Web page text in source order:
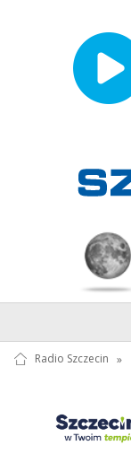
Radio Szczecin »